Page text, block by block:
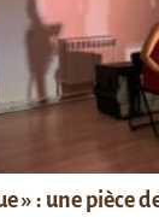
» : une pièce